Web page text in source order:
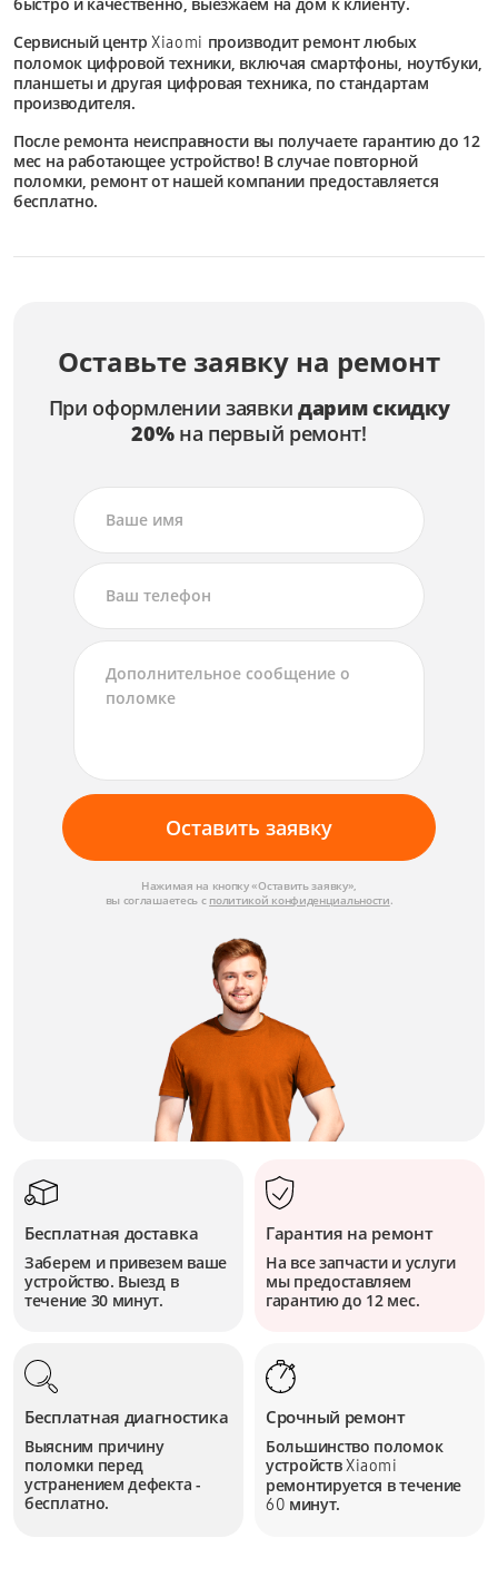
Сервисный центрXiaomi производит ремонт любых
поломок цифровой техники, включая смартфоны, ноутбуки,
планшеты и другая цифровая техника, по стандартам
производителя.
После ремонта неисправности вы получаете гарантию до 12
мес на работающее устройство! В случае повторной
поломки, ремонт от нашей компании предоставляется
бесплатно.
Оставьте заявку на ремонт
При оформлении заявки дарим скидку
20%на первый ремонт!
Оставить заявку
Нажимая на кнопку «Оставить заявку»,
вы соглашаетесь с политикой конфиденциальности.
Бесплатная доставка
Заберем и привезем ваше
устройство. Выезд в
течение 30 минут.
Гарантия на ремонт
На все запчасти и услуги
мы предоставляем
гарантию до 12 мес.
Бесплатная диагностика
Выясним причину
поломки перед
устранением дефекта -
бесплатно.
Срочный ремонт
Большинство поломок
устройствXiaomi
ремонтируется в течение
60 минут.